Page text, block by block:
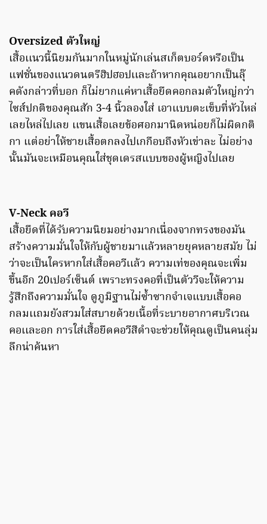
Oversized ตัวใหญ่
เสื้อเเนวนี้นิยมกันมากในหมู่นักเล่นสเก็ตบอร์ดหรือเป็น
แฟชั่นของแนวดนตรีฮิปฮอปเเละถ้าหากคุณอยากเป็นลุ๊
คดังกล่าวที่บอก ก็ไม่ยากแค่หาเสื้อยืดคอกลมตัวใหญ่กว่า
ไซส์ปกติของคุณสัก 3-4 นิ้วลองใส่ เอาแบบตะเข็บที่หัวไหล่
เลยไหล่ไปเลย เเขนเสื้อเลยข้อศอกมานิดหน่อยก็ไม่ผิดกติ
กา แต่อย่าให้ชายเสื้อตกลงไปเกกือบถึงหัวเข่าละ ไม่อย่าง
นั้นมันจะเหมือนคุณใส่ชุดเดรสแบบของผู้หญิงไปเลย
V-Neck คอวี
เสื้อยืดที่ได้รับความนิยมอย่างมากเนื่องจากทรงของมัน
สร้างความมั่นใจให้กับผู้ชายมาเเล้วหลายยุคหลายสมัย ไม่
ว่าจะเป็นใครหากใส่เสื้อคอวีเเล้ว ความเท่ของคุณจะเพิ่ม
ขึ้นอีก 20เปอร์เซ็นต์ เพราะทรงคอที่เป็นตัววีจะให้ความ
รู้สึกถึงความมั่นใจ ดูภูมิฐานไม่ซ้ำซากจำเจแบบเสื้อคอ
กลมเเถมยังสวมใส่สบายด้วยเนื้อที่ระบายอากาศบริเวณ
คอเเละอก การใส่เสื้อยืดคอวีสีดำจะช่วยให้คุณดูเป็นคนลุ่ม
ลึกน่าค้นหา